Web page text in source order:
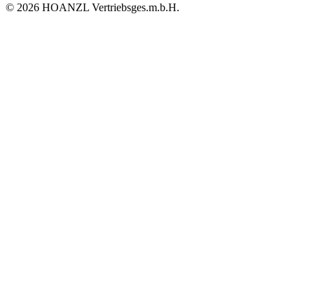
© 2026 HOANZL Vertriebsges.m.b.H.